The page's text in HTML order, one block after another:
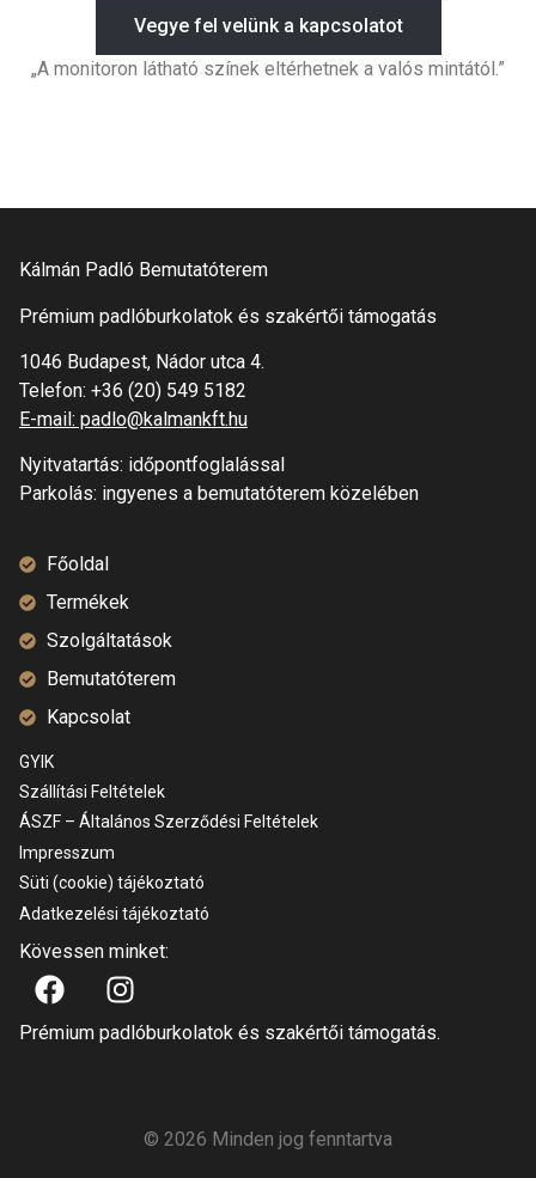
Vegye fel velünk a kapcsolatot
„A monitoron látható színek eltérhetnek a valós mintától.”
Kálmán Padló Bemutatóterem
Prémium padlóburkolatok és szakértői támogatás
1046 Budapest, Nádor utca 4.
Telefon: +36 (20) 549 5182
E-mail: padlo@kalmankft.hu
Nyitvatartás: időpontfoglalással
Parkolás: ingyenes a bemutatóterem közelében
Főoldal
Termékek
Szolgáltatások
Bemutatóterem
Kapcsolat
GYIK
Szállítási Feltételek
ÁSZF – Általános Szerződési Feltételek
Impresszum
Süti (cookie) tájékoztató
Adatkezelési tájékoztató
Kövessen minket:
Prémium padlóburkolatok és szakértői támogatás.
© 2026 Minden jog fenntartva